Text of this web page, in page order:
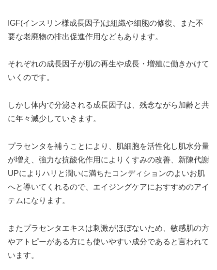
IGF(インスリン様成長因子)は組織や細胞の修復、また不
要な老廃物の排出促進作用などもあります。
それぞれの成長因子が肌の再生や成長・増殖に働きかけて
いくのです。
しかし体内で分泌される成長因子は、残念ながら加齢と共
に年々減少していきます。
プラセンタを補うことにより、肌細胞を活性化し肌水分量
が増え、強力な抗酸化作用によりくすみの改善、新陳代謝
UPによりハリと潤いに満ちたコンディションのよいお肌
へと導いてくれるので、エイジングケアにおすすめのアイ
テムになります。
またプラセンタエキスは刺激がほぼないため、敏感肌の方
やアトピーがある方にも使いやすい成分であると言われて
います。